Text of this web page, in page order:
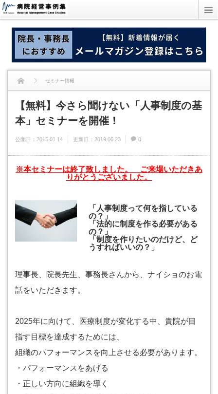
セミナー情報
【無料】今さら聞けない「人事制度の基本」セミナーを開催！
【無料】今さら聞けない「人事制度の基
本」セミナーを開催！
公開日： 2015.01.14 更新日： 2019.06.23 0
※本セミナーは終了致しました。 ご来場いただきあ
りがとうございました。
「人事制度って何を指している
の？」
「法的に制度を作る必要がある
の？」
「制度を作りたいのだけど、ど
うすればいいの？」
理事長、院長先生、事務長さんから、ナイショのお電
話をいただきます。
2025年に向けて、医療制度が変化する中、貴院が目
指す目標を達成するためには、
組織のパフォーマンスを向上させる必要があります。
・パフォーマンスをあげる
・正しい方向に組織を導く